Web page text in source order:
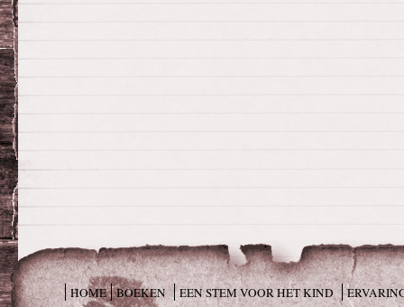
HOME BOEKEN EEN STEM VOOR HET KIND